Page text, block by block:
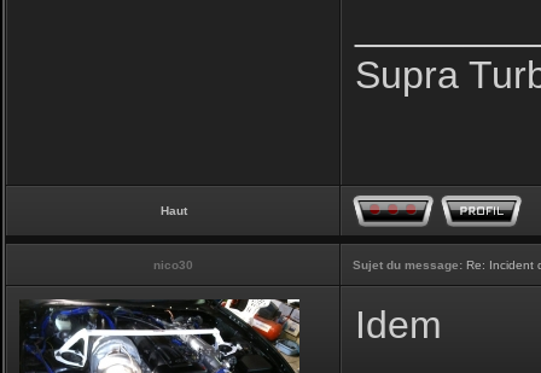
Supra
Haut
nico30 Sujet du message: Re: Incident
Idem